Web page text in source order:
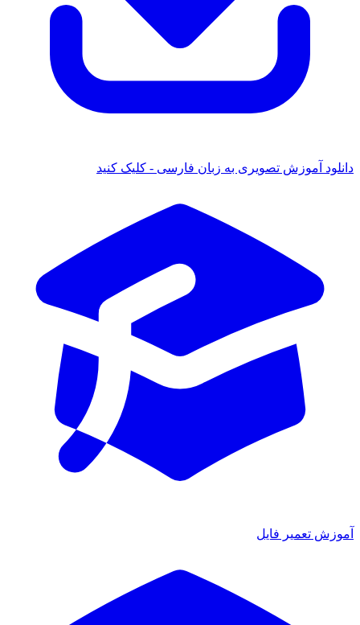
دانلود آموزش تصویری به زبان فارسی - کلیک کنید
آموزش تعمیر فایل